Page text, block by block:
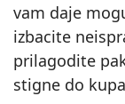
vam daje
izbacite
prilagodite
stigne do